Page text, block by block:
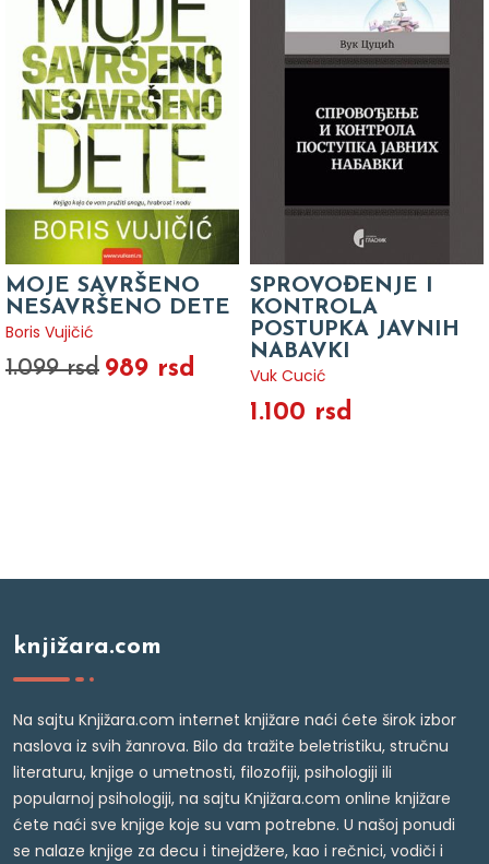
MOJE SAVRŠENO
NESAVRŠENO DETE
Boris Vujičić
1.099 rsd 989 rsd
SPROVOĐENJE I
KONTROLA
POSTUPKA JAVNIH
NABAVKI
Vuk Cucić
1.100 rsd
knjižara.com
Na sajtu Knjižara.com internet knjižare naći ćete širok izbor
naslova iz svih žanrova. Bilo da tražite beletristiku, stručnu
literaturu, knjige o umetnosti, filozofiji, psihologiji ili
popularnoj psihologiji, na sajtu Knjižara.com online knjižare
ćete naći sve knjige koje su vam potrebne. U našoj ponudi
se nalaze knjige za decu i tinejdžere, kao i rečnici, vodiči i